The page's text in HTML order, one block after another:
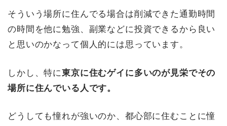
そういう場所に住んでる場合は削減できた通勤時間
の時間を他に勉強、副業などに投資できるから良い
と思いのかなって個人的には思っています。
しかし、特に東京に住むゲイに多いのが見栄でその
場所に住んでいる人です。
どうしても憧れが強いのか、都心部に住むことに憧